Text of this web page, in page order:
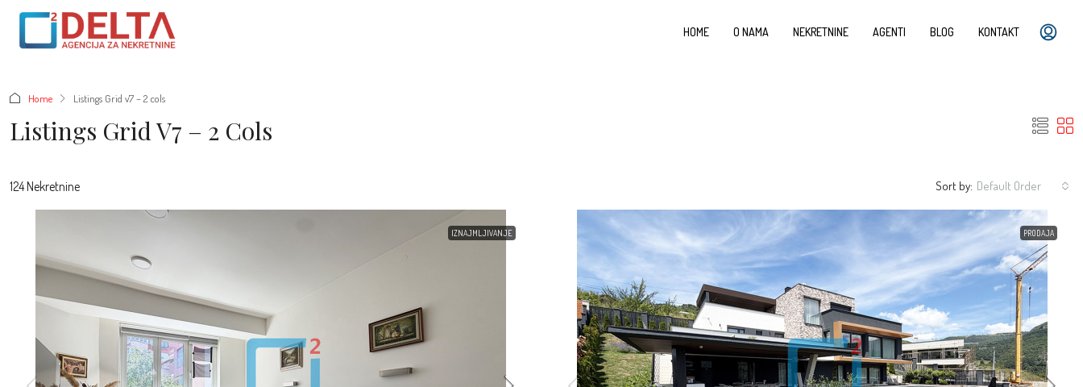
HOME O NAMA NEKRETNINE AGENTI BLOG KONTAKT
Home Listings Grid v7 – 2 cols
Listings Grid V7 – 2 Cols
124 Nekretnine Sort by: Default Order
IZNAJMLJIVANJE PRODAJA